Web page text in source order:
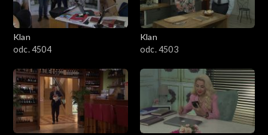
Klan
odc. 4504
Klan
odc. 4503